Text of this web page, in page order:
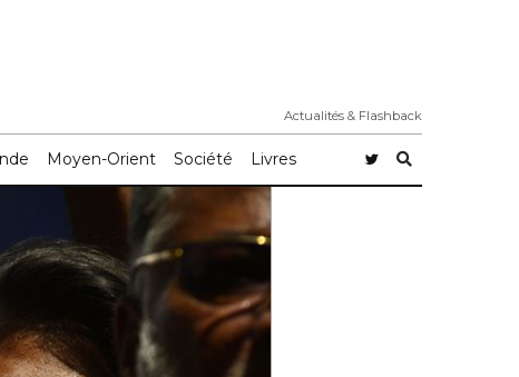
Actualités & Flashback
Moyen-Orient Société Livres